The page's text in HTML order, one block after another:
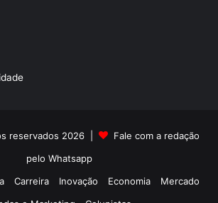
reservados 2026 |
Fale com a redação
pelo Whatsapp
Carreira Inovação Economia
Mercado